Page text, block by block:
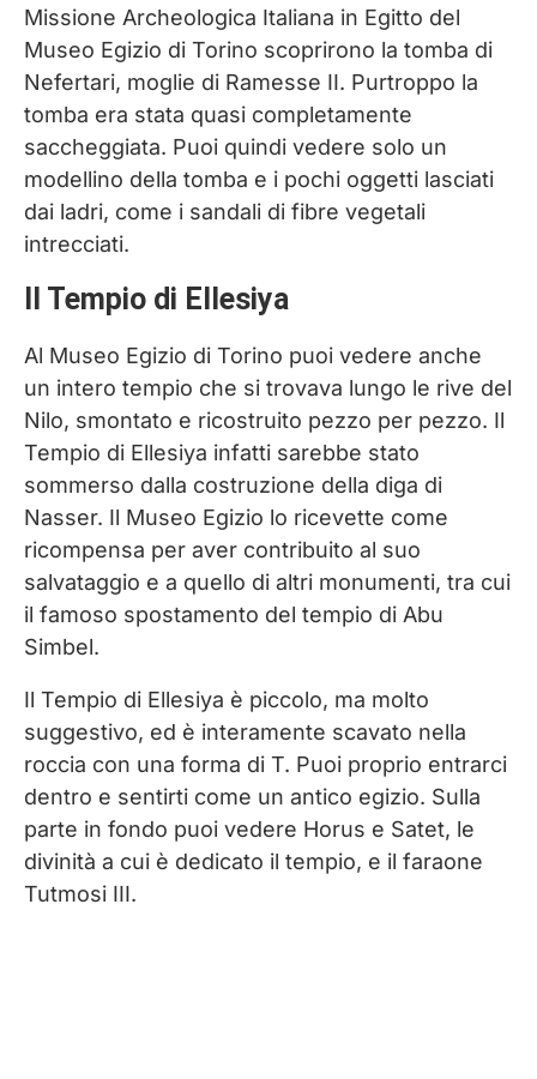
Missione Archeologica Italiana in Egitto del
Museo Egizio di Torino scoprirono la tomba di
Nefertari, moglie di Ramesse II. Purtroppo la
tomba era stata quasi completamente
saccheggiata. Puoi quindi vedere solo un
modellino della tomba e i pochi oggetti lasciati
dai ladri, come i sandali di fibre vegetali
intrecciati.
Il Tempio di Ellesiya
Al Museo Egizio di Torino puoi vedere anche
un intero tempio che si trovava lungo le rive del
Nilo, smontato e ricostruito pezzo per pezzo. Il
Tempio di Ellesiya infatti sarebbe stato
sommerso dalla costruzione della diga di
Nasser. Il Museo Egizio lo ricevette come
ricompensa per aver contribuito al suo
salvataggio e a quello di altri monumenti, tra cui
il famoso spostamento del tempio di Abu
Simbel.
Il Tempio di Ellesiya è piccolo, ma molto
suggestivo, ed è interamente scavato nella
roccia con una forma di T. Puoi proprio entrarci
dentro e sentirti come un antico egizio. Sulla
parte in fondo puoi vedere Horus e Satet, le
divinità a cui è dedicato il tempio, e il faraone
Tutmosi III.